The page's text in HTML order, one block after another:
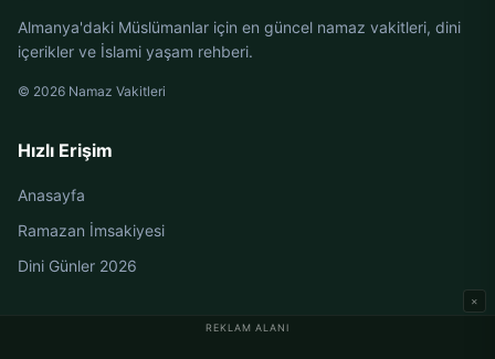
REKLAM ALANI
×
Almanya'daki Müslümanlar için en güncel namaz vakitleri, dini
içerikler ve İslami yaşam rehberi.
© 2026 Namaz Vakitleri
Hızlı Erişim
Anasayfa
Ramazan İmsakiyesi
Dini Günler 2026
Almanya Namaz Vakitleri